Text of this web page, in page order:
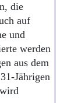
die
auf
und
werden
aus dem
Jährigen